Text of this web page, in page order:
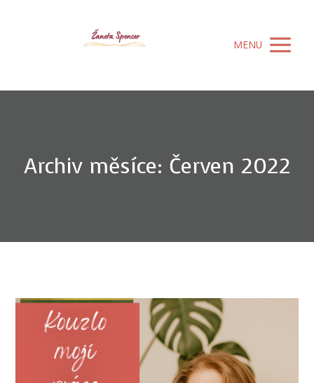
MENU
Archiv měsíce: Červen 2022